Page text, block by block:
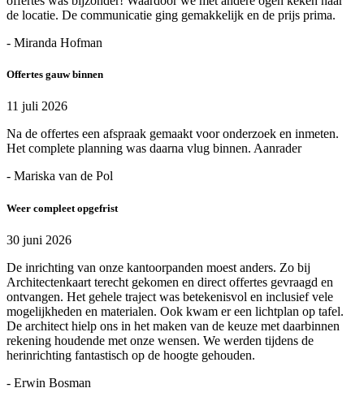
de locatie. De communicatie ging gemakkelijk en de prijs prima.
- Miranda Hofman
Offertes gauw binnen
11 juli 2026
Na de offertes een afspraak gemaakt voor onderzoek en inmeten.
Het complete planning was daarna vlug binnen. Aanrader
- Mariska van de Pol
Weer compleet opgefrist
30 juni 2026
De inrichting van onze kantoorpanden moest anders. Zo bij
Architectenkaart terecht gekomen en direct offertes gevraagd en
ontvangen. Het gehele traject was betekenisvol en inclusief vele
mogelijkheden en materialen. Ook kwam er een lichtplan op tafel.
De architect hielp ons in het maken van de keuze met daarbinnen
rekening houdende met onze wensen. We werden tijdens de
herinrichting fantastisch op de hoogte gehouden.
- Erwin Bosman